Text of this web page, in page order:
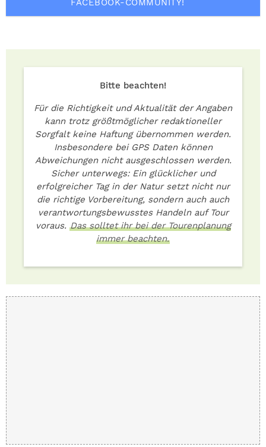
FACEBOOK-COMMUNITY!
Bitte beachten!
Für die Richtigkeit und Aktualität der Angaben
kann trotz größtmöglicher redaktioneller
Sorgfalt keine Haftung übernommen werden.
Insbesondere bei GPS Daten können
Abweichungen nicht ausgeschlossen werden.
Sicher unterwegs: Ein glücklicher und
erfolgreicher Tag in der Natur setzt nicht nur
die richtige Vorbereitung, sondern auch auch
verantwortungsbewusstes Handeln auf Tour
voraus. Das solltet ihr bei der Tourenplanung
immer beachten.